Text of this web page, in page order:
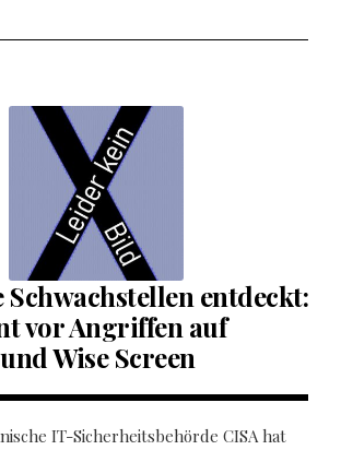
Schwachstellen entdeckt:
vor Angriffen auf
Wise Screen
IT-Sicherheitsbehörde CISA hat